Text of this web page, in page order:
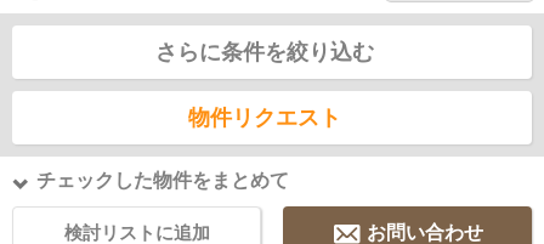
さらに条件を絞り込む
物件リクエスト
チェックした物件をまとめて
検討リストに追加 お問い合わせ